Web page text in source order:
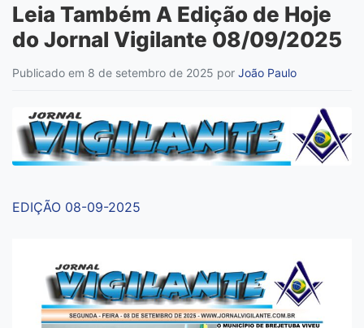
Leia Também A Edição de Hoje
do Jornal Vigilante 08/09/2025
Publicado em 8 de setembro de 2025 por João Paulo
EDIÇÃO 08-09-2025